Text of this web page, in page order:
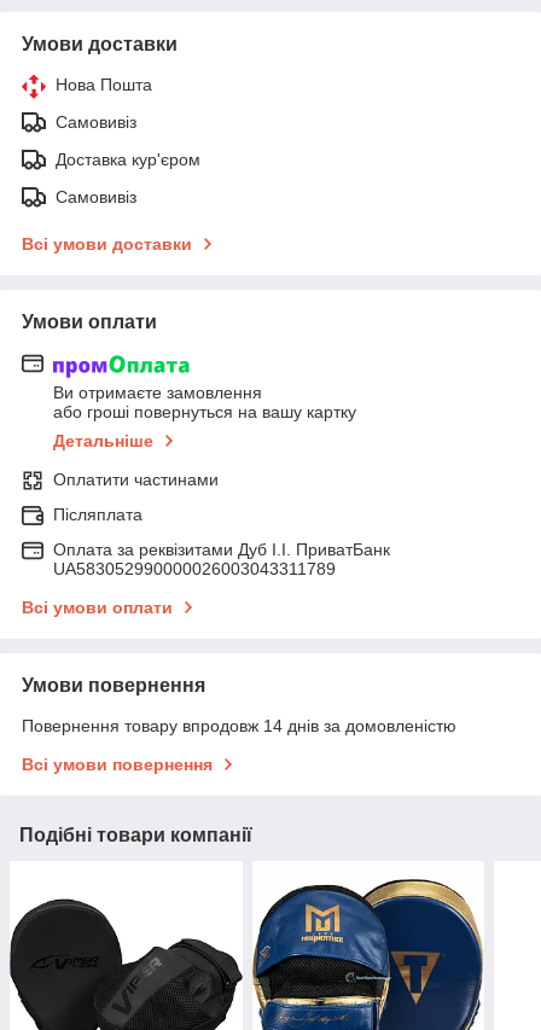
Умови доставки
Нова Пошта
Самовивіз
Доставка кур'єром
Самовивіз
Всі умови доставки
Умови оплати
Ви отримаєте замовлення
або гроші повернуться на вашу картку
Детальніше
Оплатити частинами
Післяплата
Оплата за реквізитами Дуб І.І. ПриватБанк
UA583052990000026003043311789
Всі умови оплати
Умови повернення
Повернення товару впродовж 14 днів за домовленістю
Всі умови повернення
Подібні товари компанії